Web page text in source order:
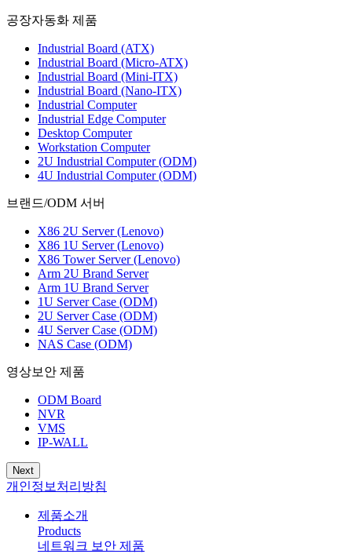
공장자동화 제품
Industrial Board (ATX)
Industrial Board (Micro-ATX)
Industrial Board (Mini-ITX)
Industrial Board (Nano-ITX)
Industrial Computer
Industrial Edge Computer
Desktop Computer
Workstation Computer
2U Industrial Computer (ODM)
4U Industrial Computer (ODM)
브랜드/ODM 서버
X86 2U Server (Lenovo)
X86 1U Server (Lenovo)
X86 Tower Server (Lenovo)
Arm 2U Brand Server
Arm 1U Brand Server
1U Server Case (ODM)
2U Server Case (ODM)
4U Server Case (ODM)
NAS Case (ODM)
영상보안 제품
ODM Board
NVR
VMS
IP-WALL
Next
개인정보처리방침
제품소개
Products
네트워크 보안 제품